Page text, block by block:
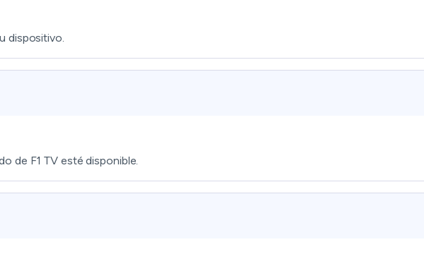
dispositivo.
de F1 TV esté disponible.